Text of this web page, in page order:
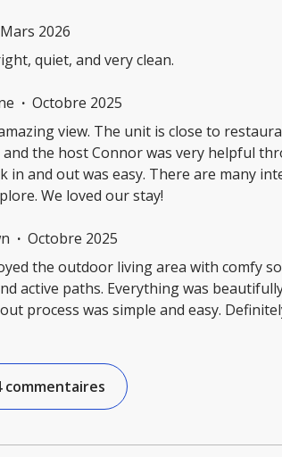
Mars 2026
quiet, and very clean.
· Octobre 2025
to restaurants, walking
the host Connor was very helpful
sights in the area to explore. We loved our stay!
· Octobre 2025
the outdoor living area with comfy
active paths. Everything was
process was simple and easy.
commentaires